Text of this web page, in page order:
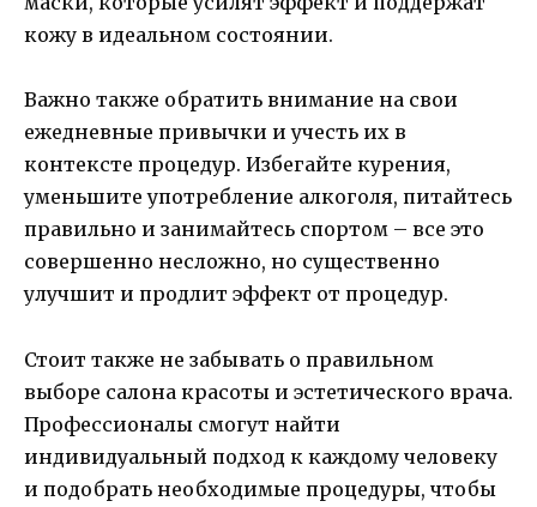
кожу в идеальном состоянии.
Важно также обратить внимание на свои
ежедневные привычки и учесть их в
контексте процедур. Избегайте курения,
уменьшите употребление алкоголя, питайтесь
правильно и занимайтесь спортом – все это
совершенно несложно, но существенно
улучшит и продлит эффект от процедур.
Стоит также не забывать о правильном
выборе салона красоты и эстетического врача.
Профессионалы смогут найти
индивидуальный подход к каждому человеку
и подобрать необходимые процедуры, чтобы